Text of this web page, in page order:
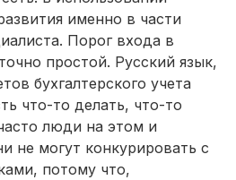
именно в части
Порог входа в
простой. Русский язык,
бухгалтерского учета
что-то делать, что-то
люди на этом и
не могут конкурировать с
потому что,